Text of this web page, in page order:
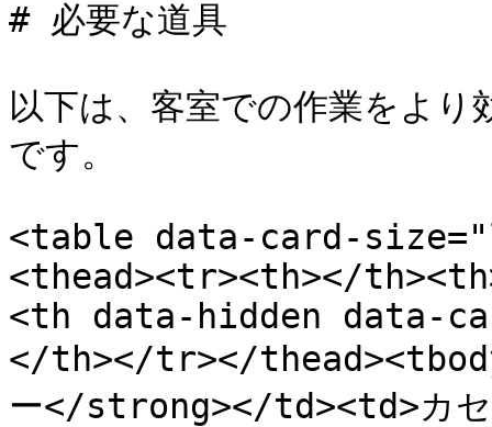
# 必要な道具
以下は、客室での作業をよ
です。
<table data-card-
<thead><tr><th></
<th data-hidden data-
</th></tr></
ー</strong></td><td>カセ